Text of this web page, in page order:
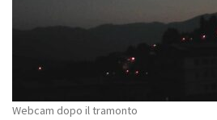
Webcam dopo il tramonto